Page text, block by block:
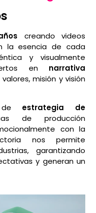
creando videos
la esencia de cada
y visualmente
en narrativa
misión y visión
de estrategia de
de producción
con la
nos permite
garantizando
y generan un